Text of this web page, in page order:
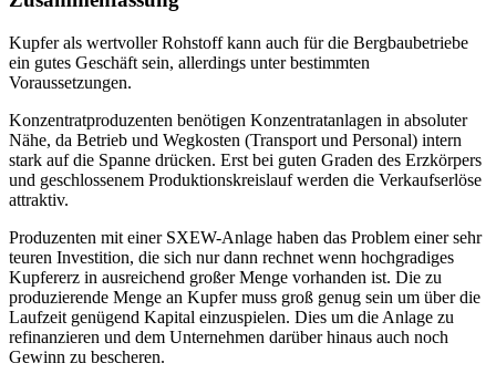
Kupfer als wertvoller Rohstoff kann auch für die Bergbaubetriebe
ein gutes Geschäft sein, allerdings unter bestimmten
Voraussetzungen.
Konzentratproduzenten benötigen Konzentratanlagen in absoluter
Nähe, da Betrieb und Wegkosten (Transport und Personal) intern
stark auf die Spanne drücken. Erst bei guten Graden des Erzkörpers
und geschlossenem Produktionskreislauf werden die Verkaufserlöse
attraktiv.
Produzenten mit einer SXEW-Anlage haben das Problem einer sehr
teuren Investition, die sich nur dann rechnet wenn hochgradiges
Kupfererz in ausreichend großer Menge vorhanden ist. Die zu
produzierende Menge an Kupfer muss groß genug sein um über die
Laufzeit genügend Kapital einzuspielen. Dies um die Anlage zu
refinanzieren und dem Unternehmen darüber hinaus auch noch
Gewinn zu bescheren.